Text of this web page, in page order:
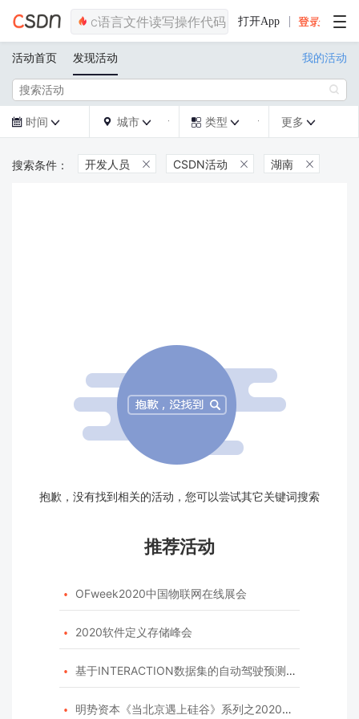
打开App
活动首页 发现活动 我的活动

 时间   城市   类型  更多 
开发人员  CSDN活动  湖南 
抱歉，没有找到相关的活动，您可以尝试其它关键词搜索
推荐活动
 OFweek2020中国物联网在线展会
 2020软件定义存储峰会
 基于INTERACTION数据集的自动驾驶预测模型挑战赛
 明势资本《当北京遇上硅谷》系列之2020年度开源峰会